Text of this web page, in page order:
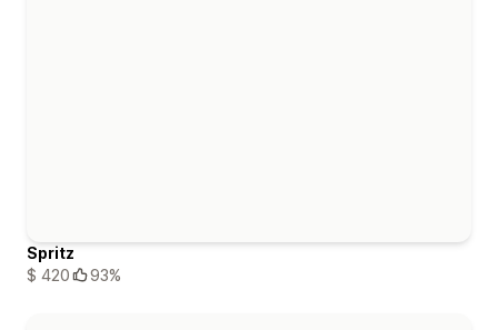
Spritz
$ 420
93%